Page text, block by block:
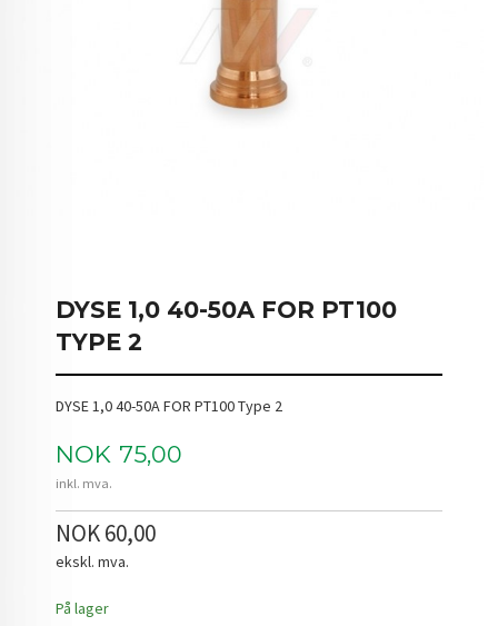
DYSE 1,0 40-50A FOR PT100
TYPE 2
DYSE 1,0 40-50A FOR PT100 Type 2
Pris
NOK 75,00
inkl. mva.
NOK 60,00
ekskl. mva.
På lager